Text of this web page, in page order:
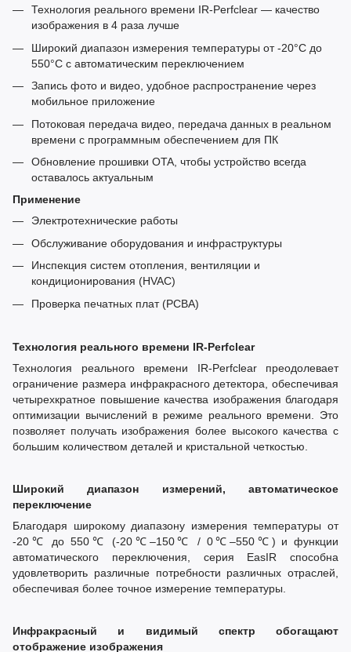
Технология реального времени IR-Perfclear — качество
изображения в 4 раза лучше
Широкий диапазон измерения температуры от -20°C до
550°C с автоматическим переключением
Запись фото и видео, удобное распространение через
мобильное приложение
Потоковая передача видео, передача данных в реальном
времени с программным обеспечением для ПК
Обновление прошивки OTA, чтобы устройство всегда
оставалось актуальным
Применение
Электротехнические работы
Обслуживание оборудования и инфраструктуры
Инспекция систем отопления, вентиляции и
кондиционирования (HVAC)
Проверка печатных плат (PCBA)
Технология реального времени IR-Perfclear
Технология реального времени IR-Perfclear преодолевает
ограничение размера инфракрасного детектора, обеспечивая
четырехкратное повышение качества изображения благодаря
оптимизации вычислений в режиме реального времени. Это
позволяет получать изображения более высокого качества с
большим количеством деталей и кристальной четкостью.
Широкий диапазон измерений, автоматическое
переключение
Благодаря широкому диапазону измерения температуры от
-20℃ до 550℃ (-20℃–150℃ / 0℃–550℃) и функции
автоматического переключения, серия EasIR способна
удовлетворить различные потребности различных отраслей,
обеспечивая более точное измерение температуры.
Инфракрасный и видимый спектр обогащают
отображение изображения